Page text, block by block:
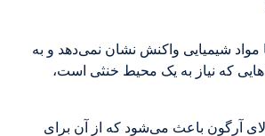
مواد شیمیایی واکنش نشان نمی‌دهد و به
که نیاز به یک محیط خنثی است،
آرگون باعث می‌شود که از آن برای